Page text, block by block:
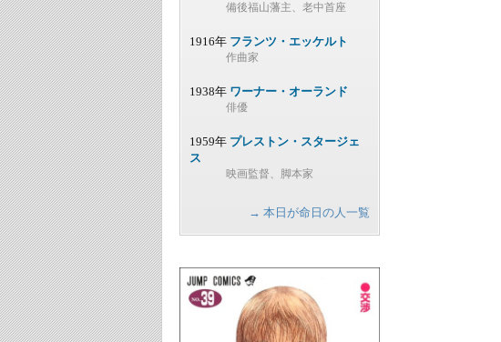
備後福山藩主、老中首座
1916年 フランツ・エッケルト
作曲家
1938年 ワーナー・オーランド
俳優
1959年 プレストン・スタージェ
ス
映画監督、脚本家
→ 本日が命日の人一覧